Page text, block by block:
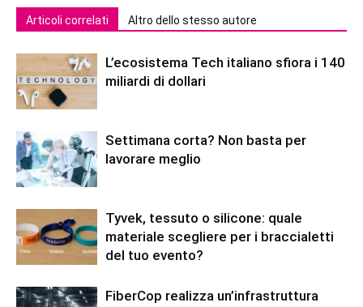
Articoli correlati Altro dello stesso autore
L’ecosistema Tech italiano sfiora i 140
miliardi di dollari
Settimana corta? Non basta per
lavorare meglio
Tyvek, tessuto o silicone: quale
materiale scegliere per i braccialetti
del tuo evento?
FiberCop realizza un’infrastruttura